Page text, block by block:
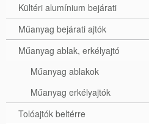
Kültéri alumínium bejárati
Műanyag bejárati ajtók
Műanyag ablak, erkélyajtó
Műanyag ablakok
Műanyag erkélyajtók
Tolóajtók beltérre